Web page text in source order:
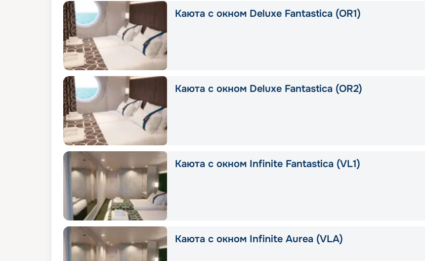
Каюта с окном Deluxe Fantastica (OR1)
Каюта с окном Deluxe Fantastica (OR2)
Каюта с окном Infinite Fantastica (VL1)
Каюта с окном Infinite Aurea (VLA)